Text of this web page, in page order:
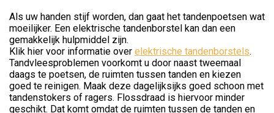
Als uw handen stijf worden, dan gaat het tandenpoetsen wat
moeilijker. Een elektrische tandenborstel kan dan een
gemakkelijk hulpmiddel zijn.
Klik hier voor informatie over elektrische tandenborstels.
Tandvleesproblemen voorkomt u door naast tweemaal
daags te poetsen, de ruimten tussen tanden en kiezen
goed te reinigen. Maak deze dagelijksijks goed schoon met
tandenstokers of ragers. Flossdraad is hiervoor minder
geschikt. Dat komt omdat de ruimten tussen de tanden en